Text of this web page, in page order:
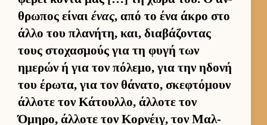
θρωπος εί­ναι ένας, από το ένα άκρο στο
άλλο του πλανήτη, και, δια­βάζοντας
τους στοχασμούς για τη φυγή των
ημερών ή για τον πόλεμο, για την ηδονή
του έρωτα, για τον θάνατο, σκεφτόμουν
άλ­λοτε τον Κάτουλ­λο, άλ­λοτε τον
Όμηρο, άλ­λοτε τον Κορ­νέιγ, τον Μαλ­